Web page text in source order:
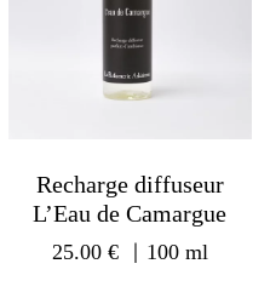
Recharge diffuseur
L’Eau de Camargue
25.00 € ｜100 ml